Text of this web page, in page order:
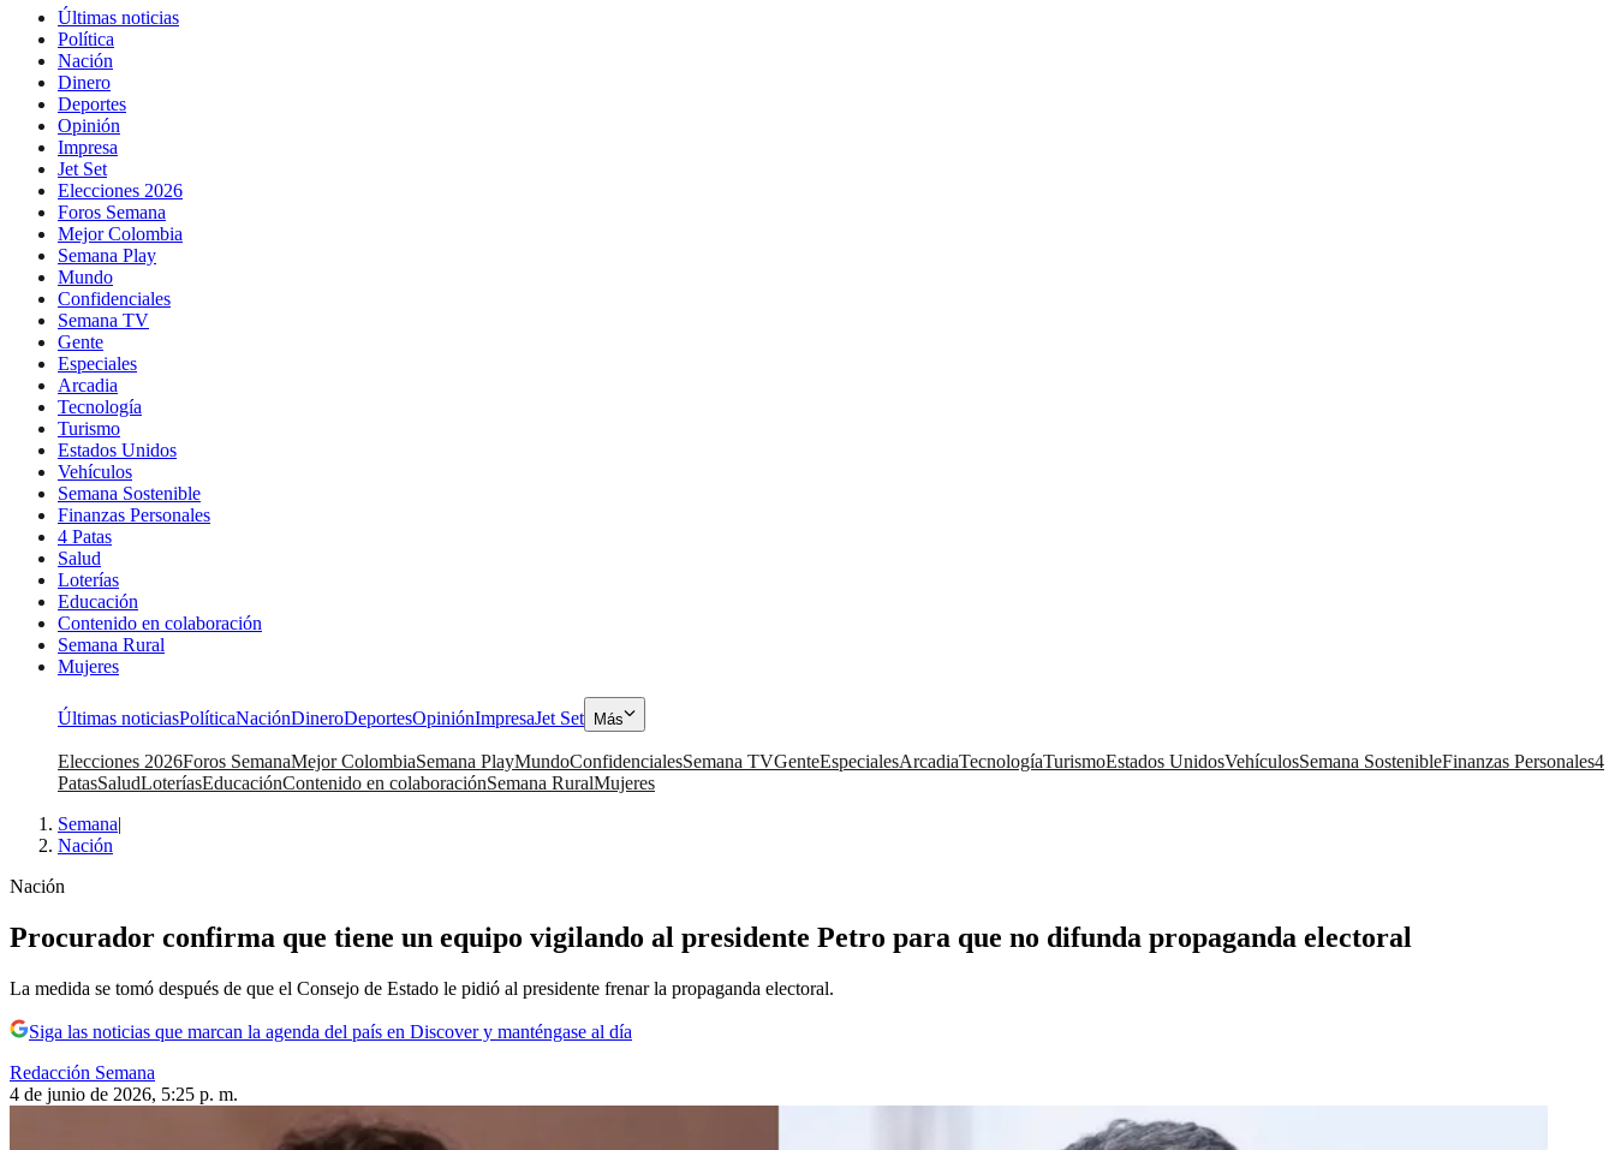
Últimas noticias
Política
Nación
Dinero
Deportes
Opinión
Impresa
Jet Set
Elecciones 2026
Foros Semana
Mejor Colombia
Semana Play
Mundo
Confidenciales
Semana TV
Gente
Especiales
Arcadia
Tecnología
Turismo
Estados Unidos
Vehículos
Semana Sostenible
Finanzas Personales
4 Patas
Salud
Loterías
Educación
Contenido en colaboración
Semana Rural
Mujeres
Últimas noticiasPolíticaNaciónDineroDeportesOpiniónImpresaJet Set Más
Elecciones 2026Foros SemanaMejor ColombiaSemana PlayMundoConfidencialesSemana TVGenteEspecialesArcadiaTecnologíaTurismoEstados UnidosVehículosSemana SostenibleFinanzas Personales4
PatasSaludLoteríasEducaciónContenido en colaboraciónSemana RuralMujeres
Semana|
Nación
Nación
Procurador confirma que tiene un equipo vigilando al presidente Petro para que no difunda propaganda electoral
La medida se tomó después de que el Consejo de Estado le pidió al presidente frenar la propaganda electoral.
Siga las noticias que marcan la agenda del país en Discover y manténgase al día
Redacción Semana
4 de junio de 2026, 5:25 p. m.